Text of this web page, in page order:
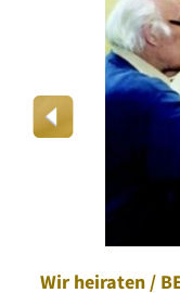
Wir heiraten /